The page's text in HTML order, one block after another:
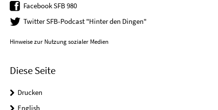
Facebook SFB 980
Twitter SFB-Podcast "Hinter den Dingen"
Hinweise zur Nutzung sozialer Medien
Diese Seite
Drucken
English